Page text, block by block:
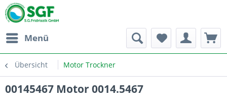
Menü
Übersicht Motor Trockner
00145467 Motor 0014.5467